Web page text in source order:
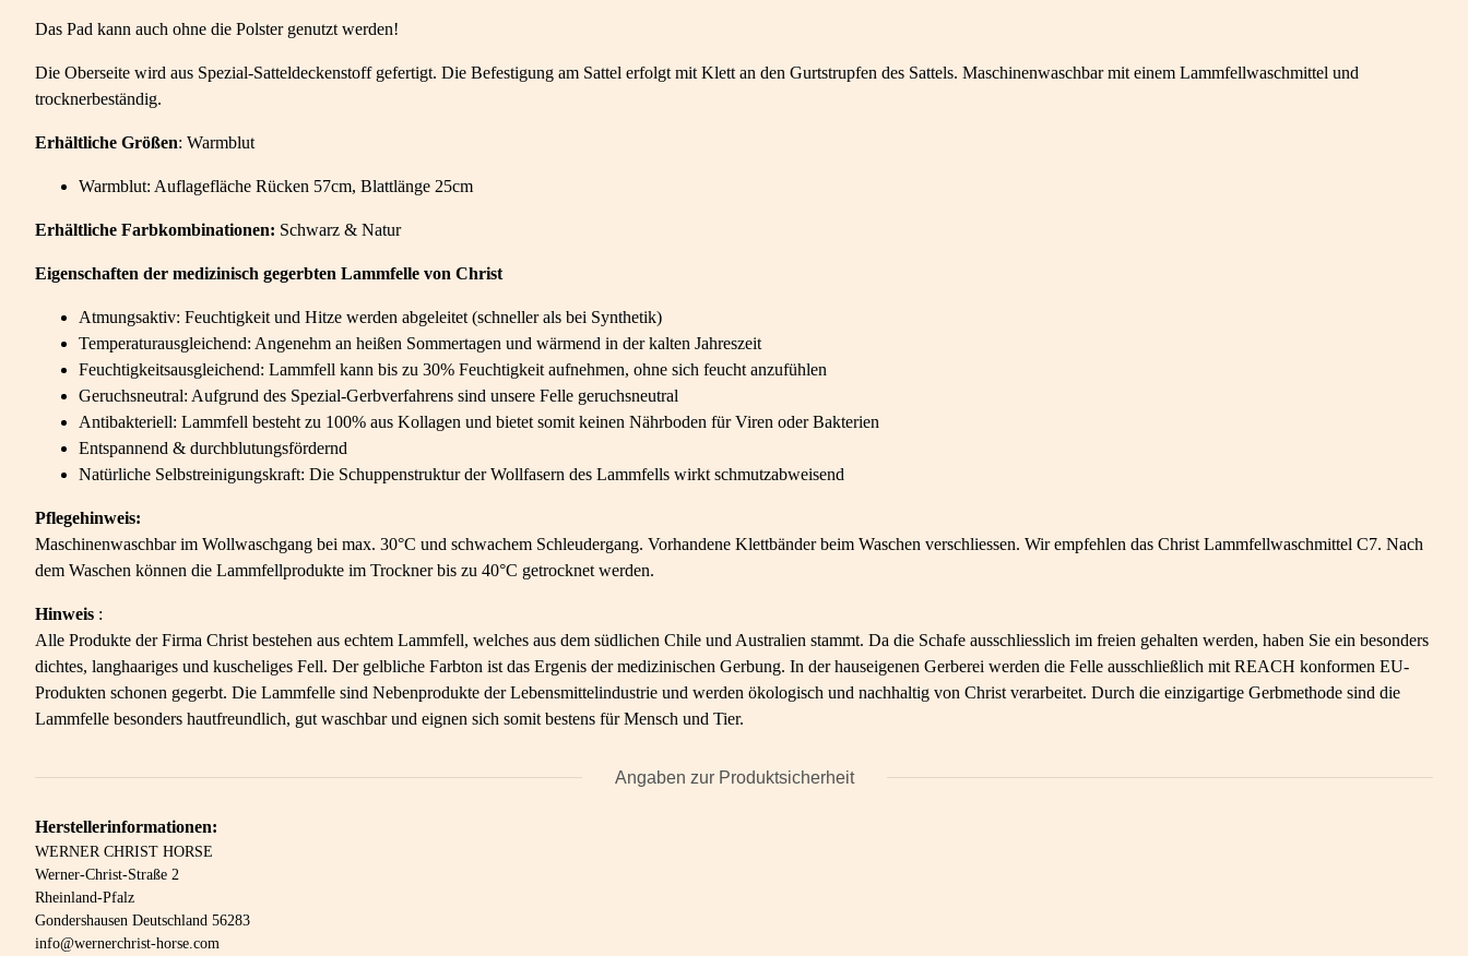
Das Pad kann auch ohne die Polster genutzt werden!
Die Oberseite wird aus Spezial-Satteldeckenstoff gefertigt. Die Befestigung am Sattel erfolgt mit Klett an den Gurtstrupfen des Sattels. Maschinenwaschbar mit einem Lammfellwaschmittel und
trocknerbeständig.
Erhältliche Größen: Warmblut
Warmblut: Auflagefläche Rücken 57cm, Blattlänge 25cm
Erhältliche Farbkombinationen: Schwarz & Natur
Eigenschaften der medizinisch gegerbten Lammfelle von Christ
Atmungsaktiv: Feuchtigkeit und Hitze werden abgeleitet (schneller als bei Synthetik)
Temperaturausgleichend: Angenehm an heißen Sommertagen und wärmend in der kalten Jahreszeit
Feuchtigkeitsausgleichend: Lammfell kann bis zu 30% Feuchtigkeit aufnehmen, ohne sich feucht anzufühlen
Geruchsneutral: Aufgrund des Spezial-Gerbverfahrens sind unsere Felle geruchsneutral
Antibakteriell: Lammfell besteht zu 100% aus Kollagen und bietet somit keinen Nährboden für Viren oder Bakterien
Entspannend & durchblutungsfördernd
Natürliche Selbstreinigungskraft: Die Schuppenstruktur der Wollfasern des Lammfells wirkt schmutzabweisend
Pflegehinweis:
Maschinenwaschbar im Wollwaschgang bei max. 30°C und schwachem Schleudergang. Vorhandene Klettbänder beim Waschen verschliessen. Wir empfehlen das Christ Lammfellwaschmittel C7. Nach
dem Waschen können die Lammfellprodukte im Trockner bis zu 40°C getrocknet werden.
Hinweis :
Alle Produkte der Firma Christ bestehen aus echtem Lammfell, welches aus dem südlichen Chile und Australien stammt. Da die Schafe ausschliesslich im freien gehalten werden, haben Sie ein besonders
dichtes, langhaariges und kuscheliges Fell. Der gelbliche Farbton ist das Ergenis der medizinischen Gerbung. In der hauseigenen Gerberei werden die Felle ausschließlich mit REACH konformen EU-
Produkten schonen gegerbt. Die Lammfelle sind Nebenprodukte der Lebensmittelindustrie und werden ökologisch und nachhaltig von Christ verarbeitet. Durch die einzigartige Gerbmethode sind die
Lammfelle besonders hautfreundlich, gut waschbar und eignen sich somit bestens für Mensch und Tier.
Angaben zur Produktsicherheit
Herstellerinformationen:
WERNER CHRIST HORSE
Werner-Christ-Straße 2
Rheinland-Pfalz
Gondershausen Deutschland 56283
info@wernerchrist-horse.com